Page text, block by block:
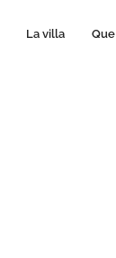
La villa